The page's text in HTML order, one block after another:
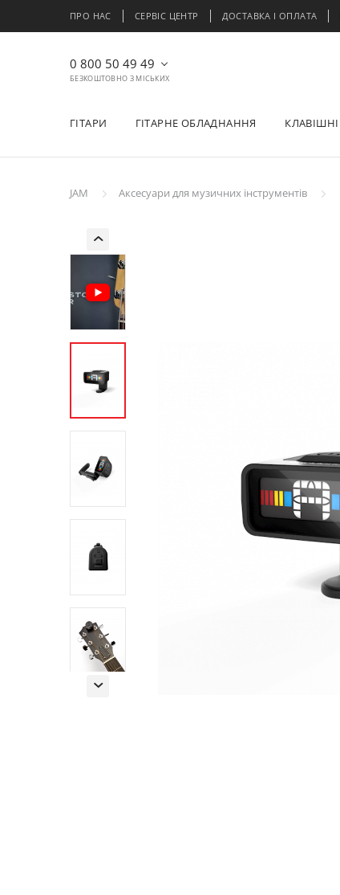
ПРО НАС СЕРВІС ЦЕНТР ДОСТАВКА І ОПЛАТА
0 800 50 49 49
БЕЗКОШТОВНО З МІСЬКИХ
ГІТАРИ ГІТАРНЕ ОБЛАДНАННЯ КЛАВІШНІ
JAM Аксесуари для музичних інструментів